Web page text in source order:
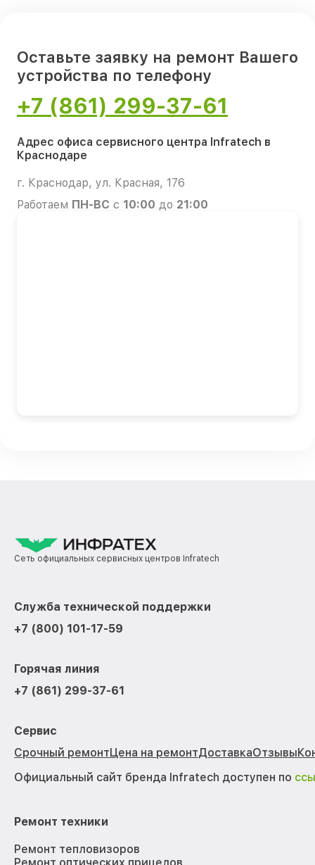
Оставьте заявку на ремонт Вашего
устройства по телефону
+7 (861) 299-37-61
Адрес офиса сервисного центра Infratech в
Краснодаре
г. Краснодар, ул. Красная, 176
Работаем ПН-ВС с 10:00 до 21:00
Сеть официальных сервисных центров Infratech
Служба технической поддержки
+7 (800) 101-17-59
Горячая линия
+7 (861) 299-37-61
Сервис
Срочный ремонтЦена на ремонтДоставкаОтзывы
Официальный сайт бренда Infratech доступен по
Ремонт техники
Ремонт тепловизоров